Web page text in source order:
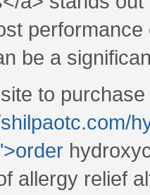
be a
to
allergy relief